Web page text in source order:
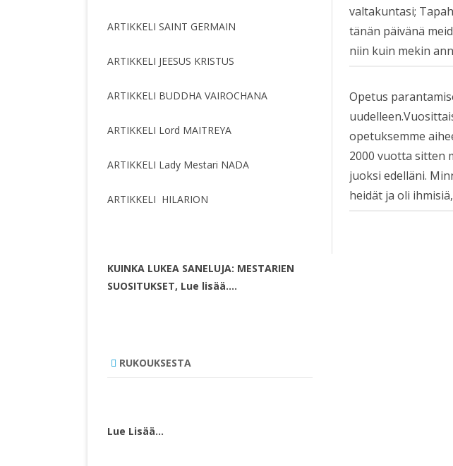
valtakuntasi;
tänän päivänä
niin kuin mekin
Opetus
opetuksemme
2000 vuotta sitten
juoksi edelläni.
heidät ja oli
ARTIKKELI SAINT GERMAIN
ARTIKKELI JEESUS KRISTUS
ARTIKKELI BUDDHA VAIROCHANA
ARTIKKELI Lord MAITREYA
ARTIKKELI Lady Mestari NADA
ARTIKKELI HILARION
KUINKA LUKEA SANELUJA: MESTARIEN
SUOSITUKSET, Lue lisää….
RUKOUKSESTA
Lue Lisää…